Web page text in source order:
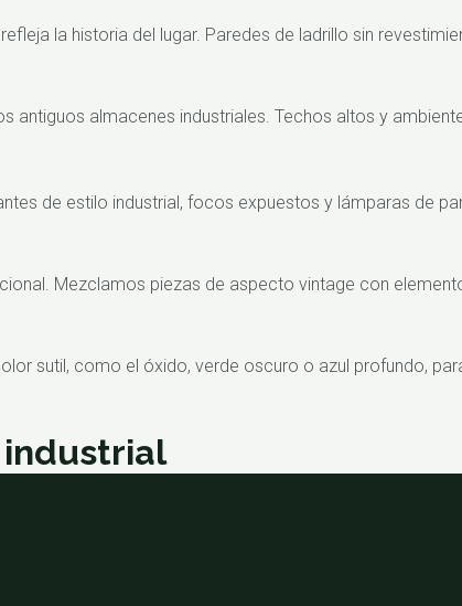
la historia del lugar. Paredes de ladrillo sin
almacenes industriales. Techos altos y
de estilo industrial, focos expuestos y lámparas de
Mezclamos piezas de aspecto vintage con
sutil, como el óxido, verde oscuro o azul profundo,